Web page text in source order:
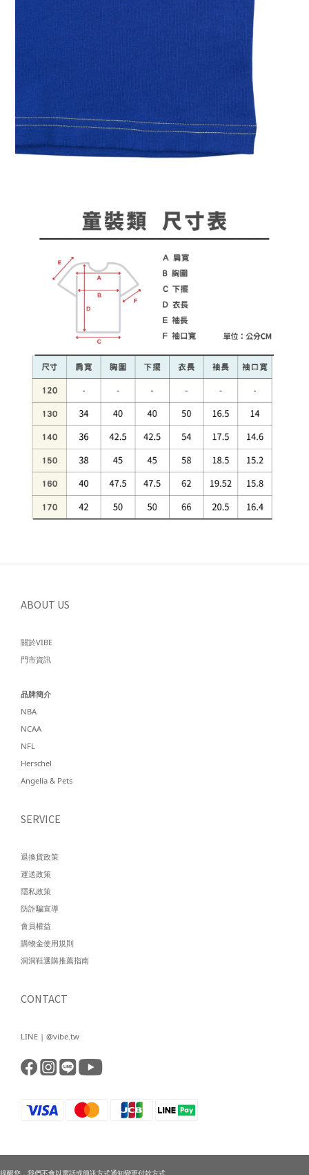
ABOUT US
關於VIBE
門市資訊
品牌簡介
NBA
NCAA
NFL
Herschel
Angelia & Pets
SERVICE
退換貨政策
運送政策
隱私政策
防詐騙宣導
會員權益
購物金使用規則
洞洞鞋選購推薦指南
CONTACT
LINE | @vibe.tw
提醒您，我們不會以電話或簡訊方式通知變更付款方式。